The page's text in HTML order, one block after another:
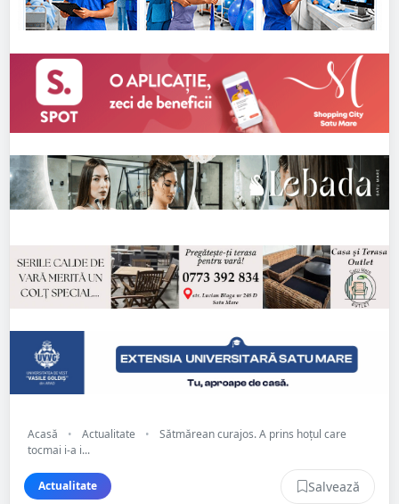
Acasă • Actualitate •
Sătmărean curajos. A prins hoțul care
tocmai i-a i...
Actualitate Salvează